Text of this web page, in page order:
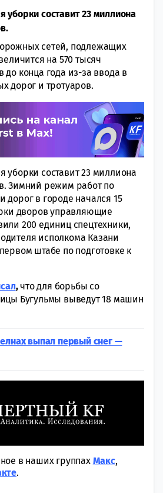
составит 23 миллиона
сетей, подлежащих
на 570 тысяч
до конца года из-за ввода в
дорог и тротуаров.
составит 23 миллиона
Зимний режим работ по
в городе начался 15
дворов управляющие
200 единиц спецтехники,
исполкома Казани
штабе по подготовке к
,что для борьбы со
Бугульмы выведут 18 машин
выпал первый снег —
в наших группах Макс,
.